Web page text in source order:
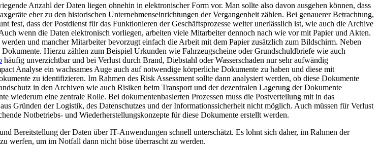
Anzahl der Daten liegen ohnehin in elektronischer Form vor. Man sollte also davon ausgehen können, dass
eher zu den historischen Unternehmenseinrichtungen der Vergangenheit zählen. Bei genauerer Betrachtung,
fest, dass der Postdienst für das Funktionieren der Geschäftsprozesse weiter unerlässlich ist, wie auch die Archive
wenn die Daten elektronisch vorliegen, arbeiten viele Mitarbeiter dennoch nach wie vor mit Papier und Akten.
und mancher Mitarbeiter bevorzugt einfach die Arbeit mit dem Papier zusätzlich zum Bildschirm. Neben
Hierzu zählen zum Beispiel Urkunden wie Fahrzeugscheine oder Grundschuldbriefe wie auch
häufig unverzichtbar und bei Verlust durch Brand, Diebstahl oder Wasserschaden nur sehr aufwändig
Analyse ein wachsames Auge auch auf notwendige körperliche Dokumente zu haben und diese mit
zu identifizieren. Im Rahmen des Risk Assessment sollte dann analysiert werden, ob diese Dokumente
in den Archiven wie auch Risiken beim Transport und der dezentralen Lagerung der Dokumente
wiederum eine zentrale Rolle. Bei dokumentenbasierten Prozessen muss die Postverteilung mit in das
Gründen der Logistik, des Datenschutzes und der Informationssicherheit nicht möglich. Auch müssen für Verlust
Notbetriebs- und Wiederherstellungskonzepte für diese Dokumente erstellt werden.
Bereitstellung der Daten über IT-Anwendungen schnell unterschätzt. Es lohnt sich daher, im Rahmen der
werfen, um im Notfall dann nicht böse überrascht zu werden.